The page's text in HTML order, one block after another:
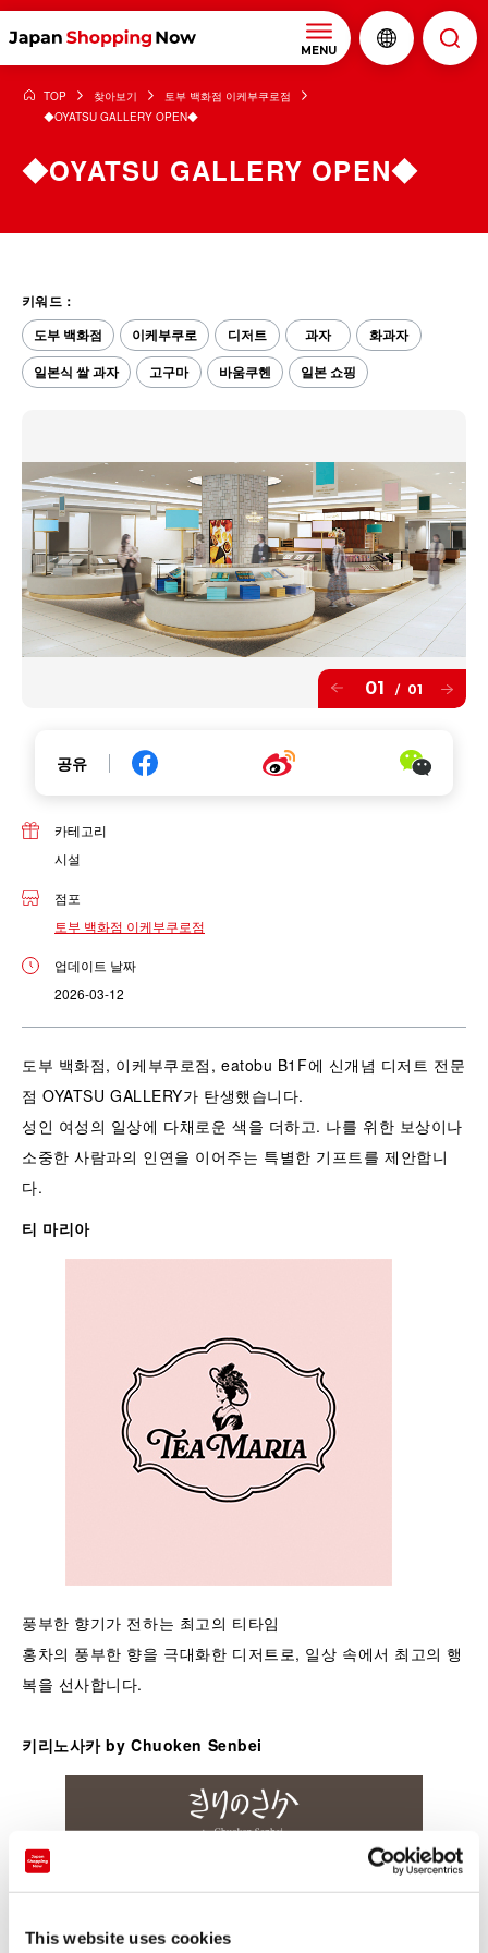
This website uses cookies
MENU
TOP 찾아보기
토부 백화점 이케부쿠로점
◆OYATSU GALLERY OPEN◆
◆OYATSU GALLERY OPEN◆
키워드：
도부 백화점
이케부쿠로 디저트 과자
화과자
일본식 쌀 과자
고구마 바움쿠헨 일본 쇼핑
01 / 01
공유
카테고리
시설
점포
토부 백화점 이케부쿠로점
업데이트 날짜
2026-03-12
도부 백화점, 이케부쿠로점, eatobu B1F에 신개념 디저트 전문
점 OYATSU GALLERY가 탄생했습니다.
성인 여성의 일상에 다채로운 색을 더하고. 나를 위한 보상이나
소중한 사람과의 인연을 이어주는 특별한 기프트를 제안합니
다.
티 마리아
풍부한 향기가 전하는 최고의 티타임
홍차의 풍부한 향을 극대화한 디저트로, 일상 속에서 최고의 행
복을 선사합니다.
키리노사카 by Chuoken Senbei
성인 여성의 마음을 설레게 할 새로운・과자 오카키의 시간
카키.